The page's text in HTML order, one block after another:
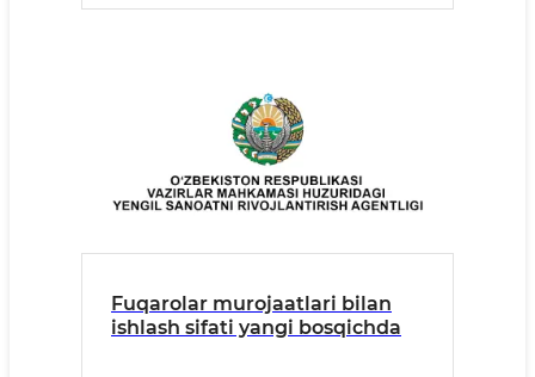
Fuqarolar murojaatlari bilan
ishlash sifati yangi bosqichda